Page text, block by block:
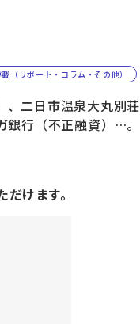
載（リポート・コラム・その他）
二日市温泉大丸別荘
銀行（不正融資）…。
けます。